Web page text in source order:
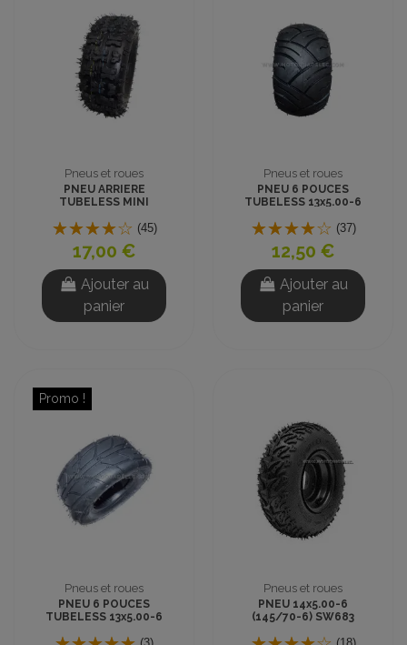
Pneus et roues
PNEU ARRIERE
TUBELESS MINI
pouces 13x5.00-6
(45)
17,00 €
Ajouter au
panier
Pneus et roues
PNEU 6 POUCES
TUBELESS 13x5.00-6
(37)
12,50 €
Ajouter au
panier
Promo !
Pneus et roues
PNEU 6 POUCES
TUBELESS 13x5.00-6
Pneus et roues
PNEU 14x5.00-6
(145/70-6) SW683